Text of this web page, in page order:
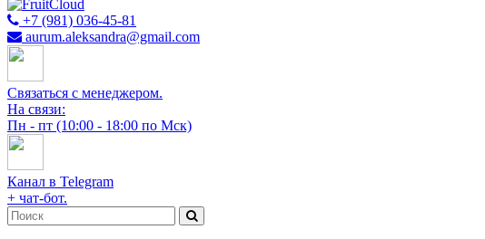
+7 (981) 036-45-81
aurum.aleksandra@gmail.com
Связаться с менеджером.
На связи:
Пн - пт (10:00 - 18:00 по Мск)
Канал в Telegram
+ чат-бот.